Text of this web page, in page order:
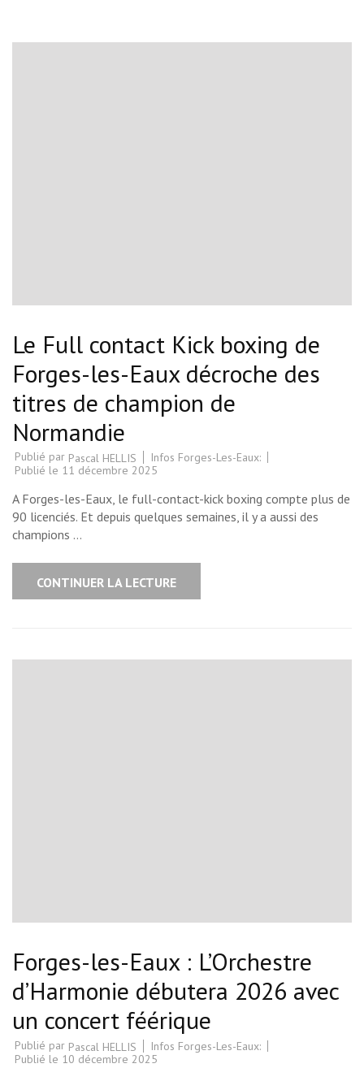
Le Full contact Kick boxing de
Forges-les-Eaux décroche des
titres de champion de
Normandie
Publié par Pascal HELLIS
Infos Forges-Les-Eaux:
Publié le 11 décembre 2025
A Forges-les-Eaux, le full-contact-kick boxing compte plus de
90 licenciés. Et depuis quelques semaines, il y a aussi des
champions …
CONTINUER LA LECTURE
Forges-les-Eaux : L’Orchestre
d’Harmonie débutera 2026 avec
un concert féérique
Publié par Pascal HELLIS
Infos Forges-Les-Eaux:
Publié le 10 décembre 2025